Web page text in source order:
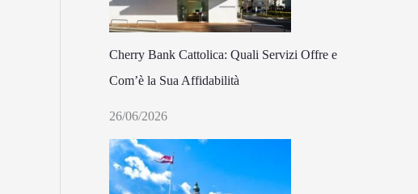
Cherry Bank Cattolica: Quali Servizi Offre e
Com’è la Sua Affidabilità
26/06/2026